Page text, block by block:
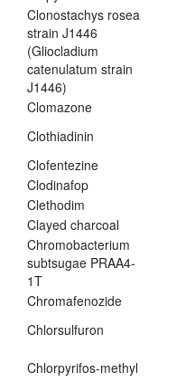
Clonostachys rosea
strain J1446
(Gliocladium
catenulatum strain
J1446)
Clomazone
Clothiadinin
Clofentezine
Clodinafop
Clethodim
Clayed charcoal
Chromobacterium
subtsugae PRAA4-
1T
Chromafenozide
Chlorsulfuron
Chlorpyrifos-methyl